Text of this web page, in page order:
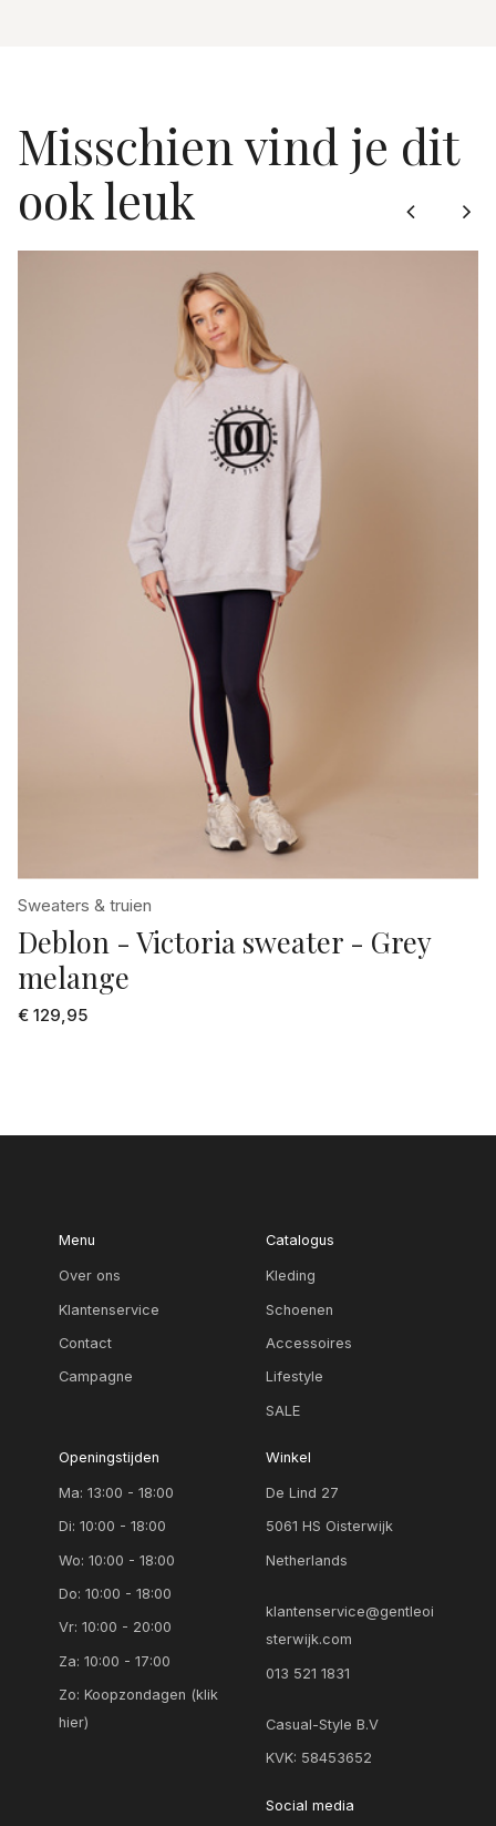
Misschien vind je dit
ook leuk
Sweaters & truien
Deblon - Victoria sweater - Grey
melange
€ 129,95
Menu
Over ons
Klantenservice
Contact
Campagne
Catalogus
Kleding
Schoenen
Accessoires
Lifestyle
SALE
Openingstijden
Ma: 13:00 - 18:00
Di: 10:00 - 18:00
Wo: 10:00 - 18:00
Do: 10:00 - 18:00
Vr: 10:00 - 20:00
Za: 10:00 - 17:00
Zo:Koopzondagen (klik
hier)
Winkel
De Lind 27
5061 HS Oisterwijk
Netherlands
klantenservice@gentleoi
sterwijk.com
013 521 1831
Casual-Style B.V
KVK: 58453652
Social media